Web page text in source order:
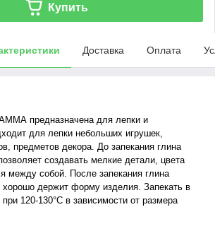
Купить
Доставка Оплата
предназначена для лепки и
для лепки небольших игрушек,
предметов декора. До запекания глина
создавать мелкие детали, цвета
между собой. После запекания глина
хорошо держит форму изделия. Запекать в
120-130°C в зависимости от размера